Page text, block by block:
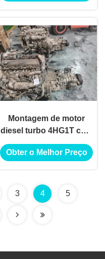
Montagem de motor
diesel turbo 4HG1T com
transmissão totalmente
de alumínio para
Obter o Melhor Preço
3 4 5